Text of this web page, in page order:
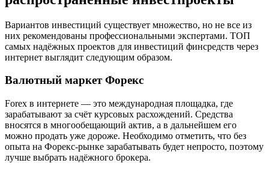
Вариантов инвестиций существует множество, но не все из
них рекомендованы профессиональными экспертами. ТОП
самых надёжных проектов для инвестиций финсредств через
интернет выглядит следующим образом.
Валютный маркет Форекс
Forex в интернете — это международная площадка, где
зарабатывают за счёт курсовых расхождений. Средства
вносятся в многообещающий актив, а в дальнейшем его
можно продать уже дороже. Необходимо отметить, что без
опыта на Форекс-рынке зарабатывать будет непросто, поэтому
лучше выбрать надёжного брокера.